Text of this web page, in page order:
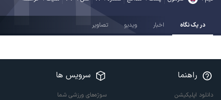
در یک نگاه اخبار ویدیو تصاویر
راهنما
دانلود اپلیکیشن
سرویس ها
سوژه‌های ورزشی شما